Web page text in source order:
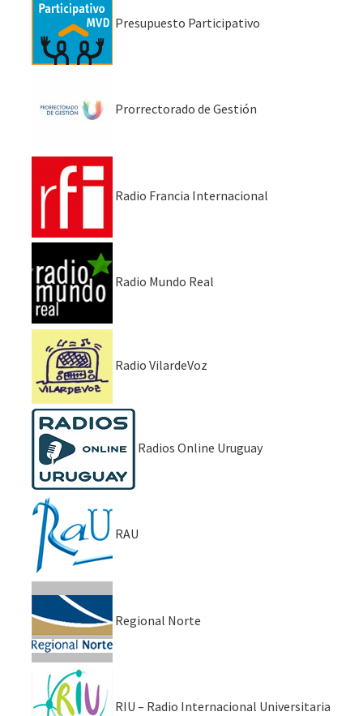
Presupuesto Participativo
Prorrectorado de Gestión
Radio Francia Internacional
Radio Mundo Real
Radio VilardeVoz
Radios Online Uruguay
RAU
Regional Norte
RIU – Radio Internacional Universitaria